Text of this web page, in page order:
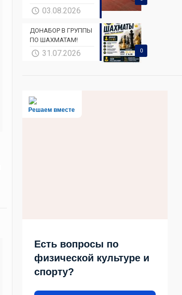
03.08.2026
0
ДОНАБОР В ГРУППЫ
ПО ШАХМАТАМ!
31.07.2026
Решаем вместе
Есть вопросы по
физической культуре и
спорту?